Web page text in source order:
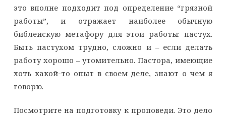
это вполне подходит под определение “грязной
работы”, и отражает наиболее обычную
библейскую метафору для этой работы: пастух.
Быть пастухом трудно, сложно и – если делать
работу хорошо – утомительно. Пастора, имеющие
хоть какой-то опыт в своем деле, знают о чем я
говорю.
Посмотрите на подготовку к проповеди. Это дело